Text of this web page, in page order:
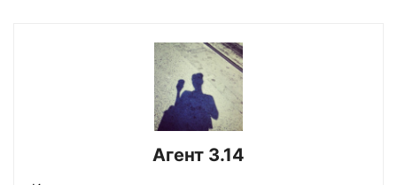
Агент 3.14